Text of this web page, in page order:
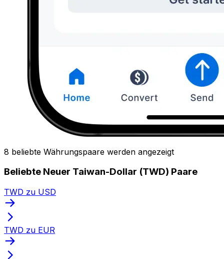
8 beliebte Währungspaare werden angezeigt
Beliebte Neuer Taiwan-Dollar (TWD) Paare
TWD zu USD
TWD zu EUR